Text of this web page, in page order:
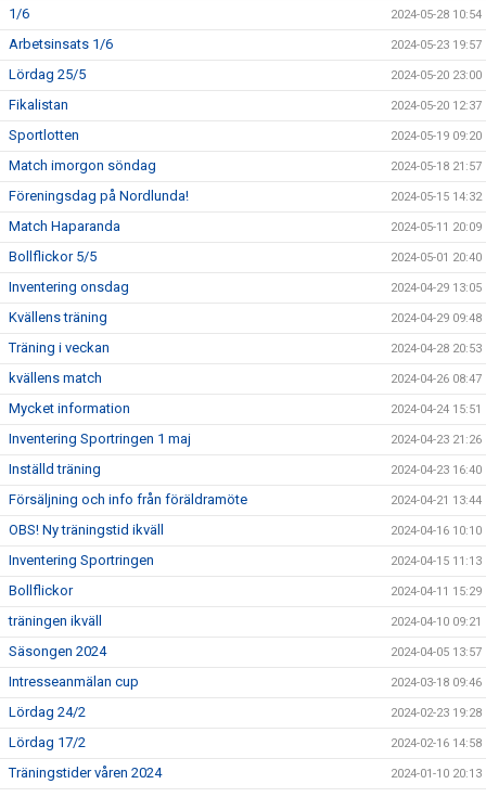
1/6 2024-05-28 10:54
Arbetsinsats 1/6 2024-05-23 19:57
Lördag 25/5 2024-05-20 23:00
Fikalistan 2024-05-20 12:37
Sportlotten 2024-05-19 09:20
Match imorgon söndag 2024-05-18 21:57
Föreningsdag på Nordlunda! 2024-05-15 14:32
Match Haparanda 2024-05-11 20:09
Bollflickor 5/5 2024-05-01 20:40
Inventering onsdag 2024-04-29 13:05
Kvällens träning 2024-04-29 09:48
Träning i veckan 2024-04-28 20:53
kvällens match 2024-04-26 08:47
Mycket information 2024-04-24 15:51
Inventering Sportringen 1 maj 2024-04-23 21:26
Inställd träning 2024-04-23 16:40
Försäljning och info från föräldramöte 2024-04-21 13:44
OBS! Ny träningstid ikväll 2024-04-16 10:10
Inventering Sportringen 2024-04-15 11:13
Bollflickor 2024-04-11 15:29
träningen ikväll 2024-04-10 09:21
Säsongen 2024 2024-04-05 13:57
Intresseanmälan cup 2024-03-18 09:46
Lördag 24/2 2024-02-23 19:28
Lördag 17/2 2024-02-16 14:58
Träningstider våren 2024 2024-01-10 20:13